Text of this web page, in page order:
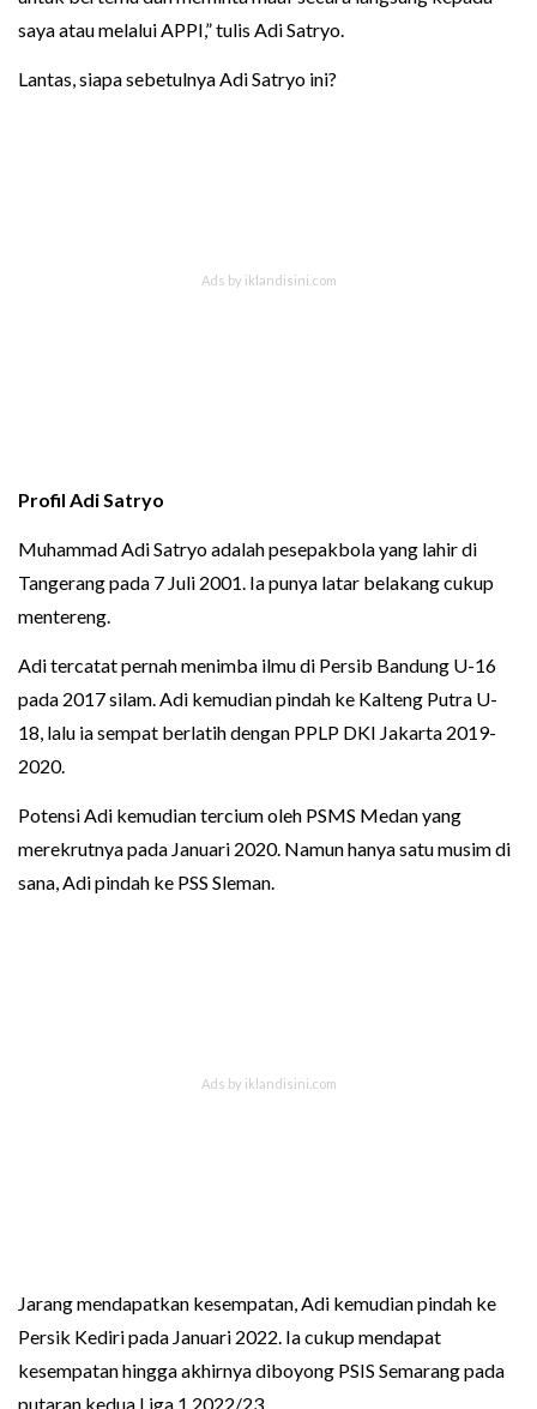
saya atau melalui APPI,” tulis Adi Satryo.
Lantas, siapa sebetulnya Adi Satryo ini?
Profil Adi Satryo
Muhammad Adi Satryo adalah pesepakbola yang lahir di
Tangerang pada 7 Juli 2001. Ia punya latar belakang cukup
mentereng.
Adi tercatat pernah menimba ilmu di Persib Bandung U-16
pada 2017 silam. Adi kemudian pindah ke Kalteng Putra U-
18, lalu ia sempat berlatih dengan PPLP DKI Jakarta 2019-
2020.
Potensi Adi kemudian tercium oleh PSMS Medan yang
merekrutnya pada Januari 2020. Namun hanya satu musim di
sana, Adi pindah ke PSS Sleman.
Jarang mendapatkan kesempatan, Adi kemudian pindah ke
Persik Kediri pada Januari 2022. Ia cukup mendapat
kesempatan hingga akhirnya diboyong PSIS Semarang pada
putaran kedua Liga 1 2022/23.